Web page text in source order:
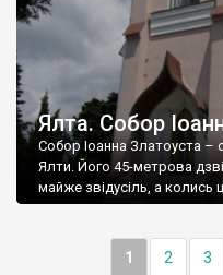
Ялта. Собор
Собор Іоанна Златоуста –
Ялти. Його 45-метрова
майже звідусіль, а колись
1 2 3